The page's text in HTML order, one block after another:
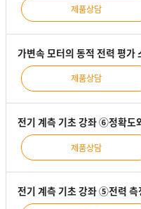
제품상담
가변속 모터의 동적 전력 평
제품상담
전기 계측 기초 강좌 ⑥정확도
제품상담
전기 계측 기초 강좌 ⑤전력 측